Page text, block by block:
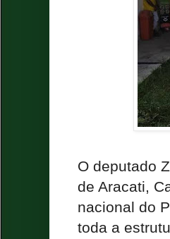
O deputado
de Aracati,
nacional do
toda a